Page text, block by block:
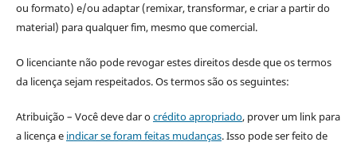
ou formato) e/ou adaptar (remixar, transformar, e criar a partir do
material) para qualquer fim, mesmo que comercial.
O licenciante não pode revogar estes direitos desde que os termos
da licença sejam respeitados. Os termos são os seguintes:
Atribuição – Você deve dar ocrédito apropriado, prover um link para
a licença e indicar se foram feitas mudanças. Isso pode ser feito de